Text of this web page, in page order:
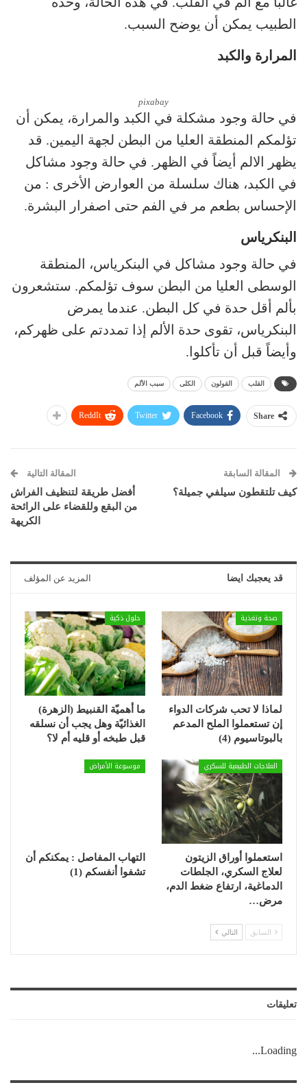
الطبيب يمكن أن يوضح السبب.
المرارة والكبد
pixabay
في حالة وجود مشكلة في الكبد والمرارة، يمكن أن
تؤلمكم المنطقة العليا من البطن لجهة اليمين. قد
يظهر الالم أيضاً في الظهر. في حالة وجود مشاكل
في الكبد، هناك سلسلة من العوارض الأخرى : من
الإحساس بطعم مر في الفم حتى اصفرار البشرة.
البنكرياس
في حالة وجود مشاكل في البنكرياس، المنطقة
الوسطى العليا من البطن سوف تؤلمكم. ستشعرون
بألم أقل حدة في كل البطن. عندما يمرض
البنكرياس، تقوى حدة الألم إذا تمددتم على ظهركم،
وأيضاً قبل أن تأكلوا.
القلب القولون الكلى سبب الألم
Share
Facebook
Twitter
ReddIt
المقالة السابقة
كيف تلتقطون سيلفي جميلة؟
المقالة التالية
أفضل طريقة لتنظيف الفراش
من البقع وللقضاء على الرائحة
الكريهة
قد يعجبك ايضا المزيد عن المؤلف
صحة وتغذية
لماذا لا تحب شركات الدواء
إن تستعملوا الملح المدعم
بالبوتاسيوم (4)
حلول ذكية
ما أهميّة القنبيط (الزهرة)
الغذائيّة وهل يجب أن نسلقه
قبل طبخه أو قليه أم لا؟
العلاجات الطبيعية للسكري
استعملوا أوراق الزيتون
لعلاج السكري، الجلطات
الدماغية، ارتفاع ضغط الدم،
مرض…
موسوعة الأمراض
التهاب المفاصل : يمكنكم أن
تشفوا أنفسكم (1)
السابق التالي
تعليقات
Loading...